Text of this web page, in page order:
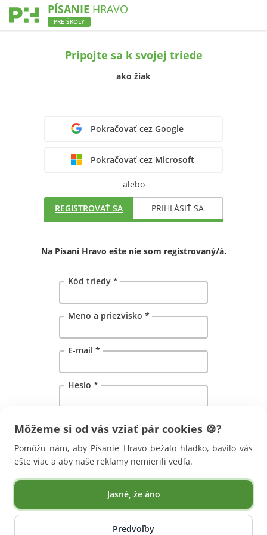
Môžeme si od vás vziať pár cookies 🍪?
Pomôžu nám, aby Písanie Hravo bežalo hladko, bavilo vás
ešte viac a aby naše reklamy nemierili vedľa.
Jasné, že áno
Predvoľby
PÍSANIE HRAVO
PRE ŠKOLY
Pripojte sa k svojej triede
ako žiak
Pokračovať cez Google
Pokračovať cez Microsoft
alebo
REGISTROVAŤ SA PRIHLÁSIŤ SA
Na Písaní Hravo ešte nie som registrovaný/á.
Kód triedy *
Meno a priezvisko *
E-mail *
Heslo *
Vytvorením účtu súhlasíte s
obchodnými podmienkamia
zásadami ochrany osobných údajov.